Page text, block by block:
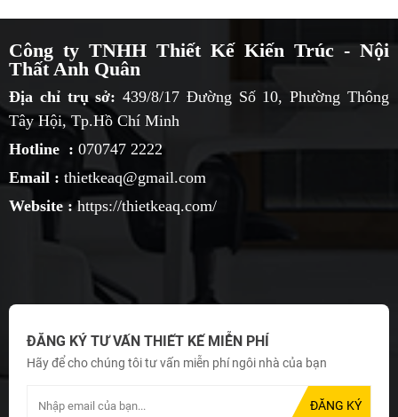
Công ty TNHH Thiết Kế Kiến Trúc - Nội
Thất Anh Quân
Địa chỉ trụ sở: 439/8/17 Đường Số 10, Phường Thông
Tây Hội, Tp.Hồ Chí Minh
Hotline : 070747 2222
Email : thietkeaq@gmail.com
Website : https://thietkeaq.com/
ĐĂNG KÝ TƯ VẤN THIẾT KẾ MIỄN PHÍ
Hãy để cho chúng tôi tư vấn miễn phí ngôi nhà của bạn